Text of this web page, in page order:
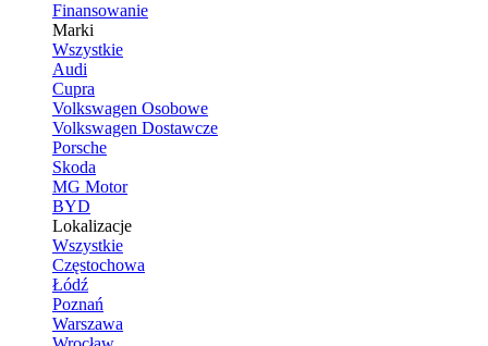
Finansowanie
Marki
Wszystkie
Audi
Cupra
Volkswagen Osobowe
Volkswagen Dostawcze
Porsche
Skoda
MG Motor
BYD
Lokalizacje
Wszystkie
Częstochowa
Łódź
Poznań
Warszawa